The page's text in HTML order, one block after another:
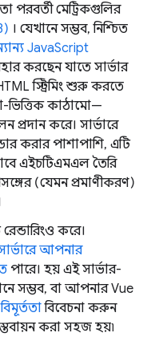
পরবর্তী মেট্রিকগুলির
। যেখানে সম্ভব, নিশ্চিত
JavaScript
করছেন যাতে সার্ভার
স্ট্রিমিং শুরু করতে
ভিত্তিক কাঠামো—
করে। সার্ভারে
করার পাশাপাশি, এটি
এইচটিএমএল তৈরি
(যেমন প্রমাণীকরণ)
করে।
আপনার
পারে। হয় এই সার্ভার-
সম্ভব, বা আপনার Vue
বিবেচনা করুন
করা সহজ হয়৷